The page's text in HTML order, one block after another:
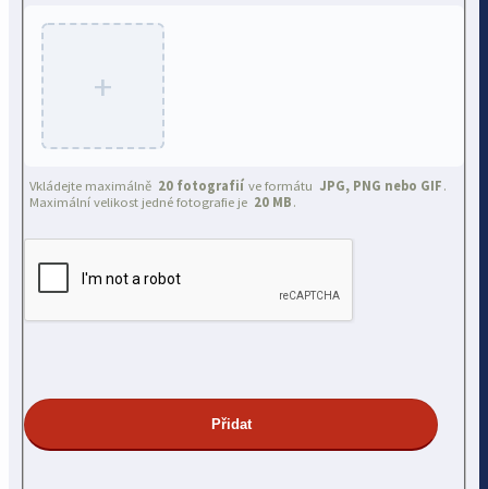
+
Vkládejte maximálně 20 fotografií ve formátu JPG, PNG nebo GIF .
Maximální velikost jedné fotografie je 20 MB .